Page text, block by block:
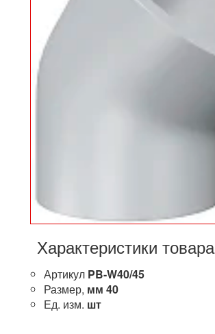
Характеристики товара
Артикул PB-W40/45
Размер, мм 40
Ед. изм. шт